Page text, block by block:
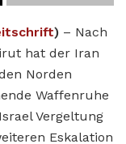
) – Nach
hat der Iran
Norden
Waffenruhe
Vergeltung
Eskalation